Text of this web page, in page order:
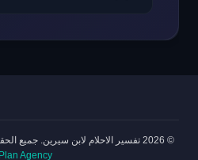
© 2026 تفسير الاحلام لابن سيرين. جميع الحقوق محفوظة.
Agency